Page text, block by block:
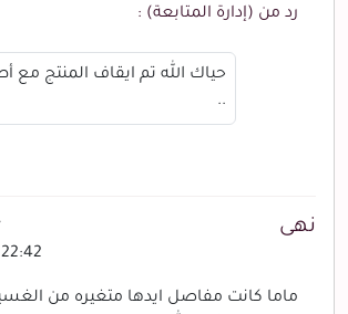
رد من (إدارة المتابعة) :
حياك الله تم ايقاف المنتج مع
..
نهى
ماما كانت مفاصل ايدها متغيره من